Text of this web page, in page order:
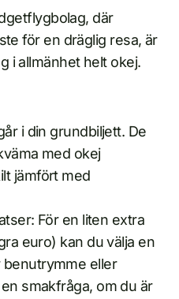
där
för en dräglig resa, är
i allmänhet helt okej.
i din grundbiljett. De
med okej
jämfört med
För en liten extra
euro) kan du välja en
benutrymme eller
smakfråga, om du är